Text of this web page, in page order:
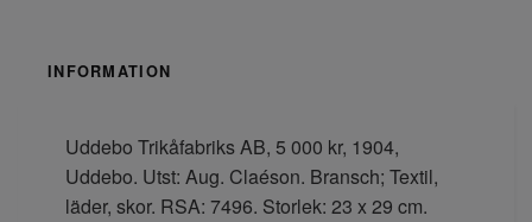
INFORMATION
Uddebo Trikåfabriks AB, 5 000 kr, 1904,
Uddebo. Utst: Aug. Claéson. Bransch; Textil,
läder, skor. RSA: 7496. Storlek: 23 x 29 cm.